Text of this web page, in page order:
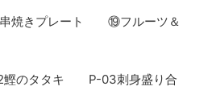
きプレート ⑲フルーツ＆
のタタキ P-03刺身盛り合